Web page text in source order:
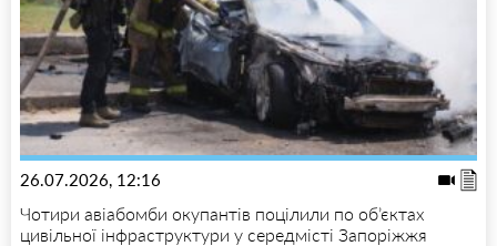
26.07.2026, 12:16
Чотири авіабомби окупантів поцілили по об’єктах
цивільної інфраструктури у середмісті Запоріжжя